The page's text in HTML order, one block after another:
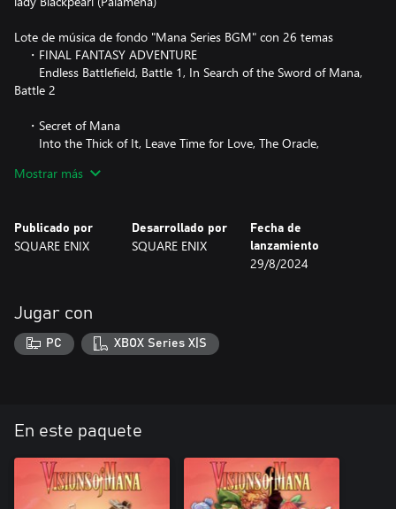
Lote de música de fondo "Mana Series BGM" con 26 temas
・FINAL FANTASY ADVENTURE
Endless Battlefield, Battle 1, In Search of the Sword of Mana,
Battle 2
・Secret of Mana
Into the Thick of It, Leave Time for Love, The Oracle,
・Legend of Mana
Pain the Universe, Picturesque Landscape, The Darkness
・Children of Mana
Wavering Tower of Prayer, The Sublime Lord of Lightning
・Heroes of Mana
As the Heart Wills, Such Cruel Fate
・Rise of Mana
Mostrar más
Publicado por
SQUARE ENIX
Desarrollado por
SQUARE ENIX
Fecha de
lanzamiento
29/8/2024
Jugar con
PC XBOX Series X|S
En este paquete